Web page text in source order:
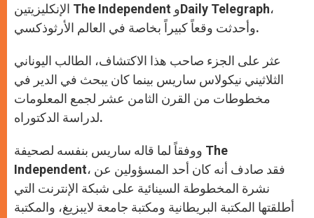
الإنكليزيتين The Independent وDaily Telegraph،
وأحدثت وقعاً كبيراً بخاصة في العالم الأرثوذكسي.
عثر على الجزء صاحب هذا الاكتشاف، الطالب اليوناني
الثلاثيني نيكولاس ساريس بينما كان يبحث في الدير في
مخطوطات من القرن الثامن عشر لجمع المعلومات
لدراسة الدكتوراه.
ووفقاً لما قاله ساريس بنفسه لصحيفة The
Independent، فقد صادف أنه كان أحد المسؤولين عن
نشرة المخطوطة السينائية على شبكة الإنترنت التي
أطلقتها المكتبة البريطانية ومكتبة جامعة لايبزيغ، والمكتبة